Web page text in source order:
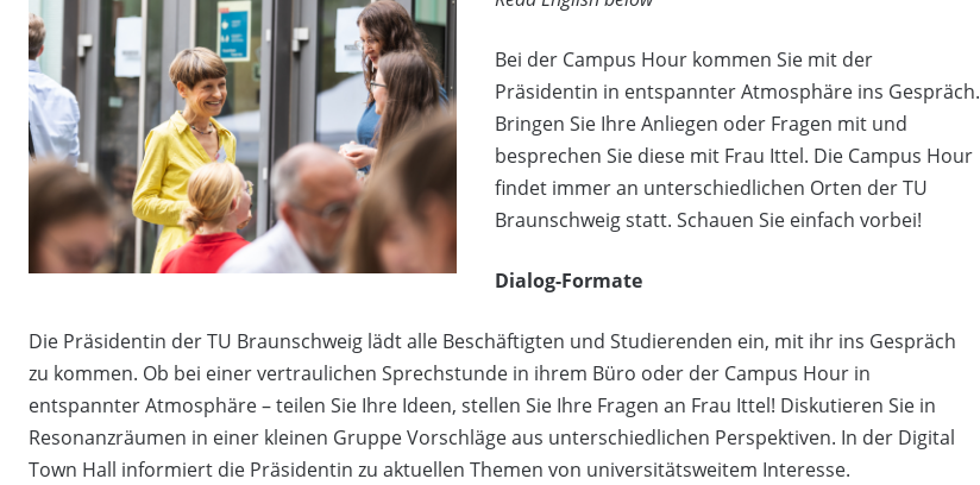
Bei der Campus Hour kommen Sie mit der
Präsidentin in entspannter Atmosphäre ins Gespräch.
Bringen Sie Ihre Anliegen oder Fragen mit und
besprechen Sie diese mit Frau Ittel. Die Campus Hour
findet immer an unterschiedlichen Orten der TU
Braunschweig statt. Schauen Sie einfach vorbei!
Dialog-Formate
Die Präsidentin der TU Braunschweig lädt alle Beschäftigten und Studierenden ein, mit ihr ins Gespräch
zu kommen. Ob bei einer vertraulichen Sprechstunde in ihrem Büro oder der Campus Hour in
entspannter Atmosphäre – teilen Sie Ihre Ideen, stellen Sie Ihre Fragen an Frau Ittel! Diskutieren Sie in
Resonanzräumen in einer kleinen Gruppe Vorschläge aus unterschiedlichen Perspektiven. In der Digital
Town Hall informiert die Präsidentin zu aktuellen Themen von universitätsweitem Interesse.